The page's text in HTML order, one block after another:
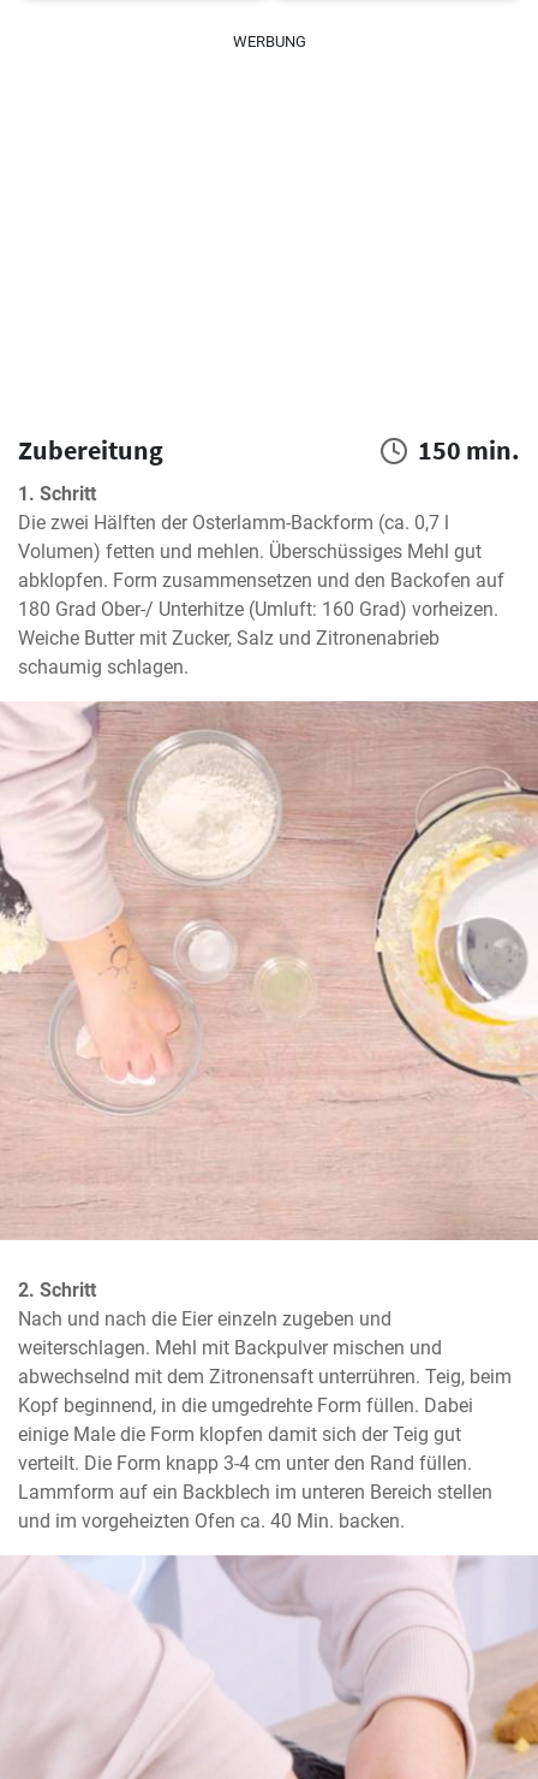
WERBUNG
Zubereitung 150 min.
1. Schritt
Die zwei Hälften der Osterlamm-Backform (ca. 0,7 l
Volumen) fetten und mehlen. Überschüssiges Mehl gut
abklopfen. Form zusammensetzen und den Backofen auf
180 Grad Ober-/ Unterhitze (Umluft: 160 Grad) vorheizen.
Weiche Butter mit Zucker, Salz und Zitronenabrieb
schaumig schlagen.
2. Schritt
Nach und nach die Eier einzeln zugeben und
weiterschlagen. Mehl mit Backpulver mischen und
abwechselnd mit dem Zitronensaft unterrühren. Teig, beim
Kopf beginnend, in die umgedrehte Form füllen. Dabei
einige Male die Form klopfen damit sich der Teig gut
verteilt. Die Form knapp 3-4 cm unter den Rand füllen.
Lammform auf ein Backblech im unteren Bereich stellen
und im vorgeheizten Ofen ca. 40 Min. backen.